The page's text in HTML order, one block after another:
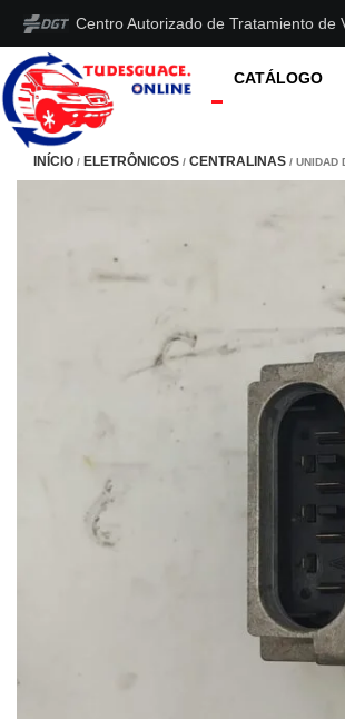
Centro Autorizado de Tratamiento de
CATÁLOGO
INÍCIO / ELETRÔNICOS / CENTRALINAS / UNIDAD